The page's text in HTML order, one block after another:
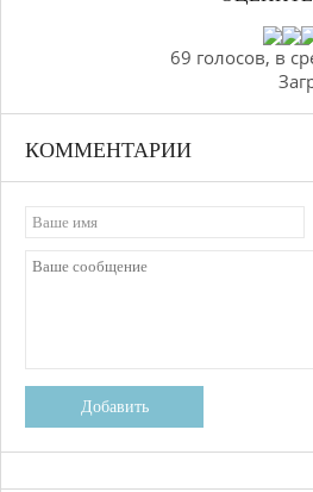
69 голосов, в
КОММЕНТАРИИ
Добавить